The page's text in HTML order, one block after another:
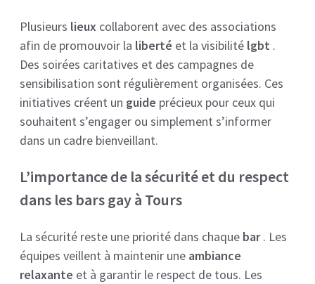
Plusieurs lieux collaborent avec des associations
afin de promouvoir la liberté et la visibilité lgbt .
Des soirées caritatives et des campagnes de
sensibilisation sont régulièrement organisées. Ces
initiatives créent un guide précieux pour ceux qui
souhaitent s’engager ou simplement s’informer
dans un cadre bienveillant.
L’importance de la sécurité et du respect
dans les bars gay à Tours
La sécurité reste une priorité dans chaque bar. Les
équipes veillent à maintenir une ambiance
relaxante et à garantir le respect de tous. Les